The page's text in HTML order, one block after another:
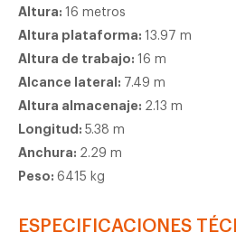
Altura: 16 metros
Altura plataforma: 13.97 m
Altura de trabajo: 16 m
Alcance lateral: 7.49 m
Altura almacenaje: 2.13 m
Longitud: 5.38 m
Anchura: 2.29 m
Peso: 6415 kg
ESPECIFICACIONES